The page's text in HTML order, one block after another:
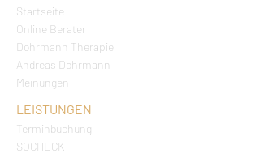
Startseite
Online Berater
Dohrmann Therapie
Andreas Dohrmann
Meinungen
LEISTUNGEN
Terminbuchung
SOCHECK